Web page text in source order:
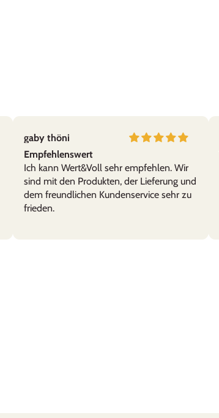
unseren Kindern sicher und vor dem Regen
gaby thöni
Empfehlenswert
Ich kann Wert&Voll sehr empfehlen. Wir
sind mit den Produkten, der Lieferung und
dem freundlichen Kundenservice sehr zu
frieden.